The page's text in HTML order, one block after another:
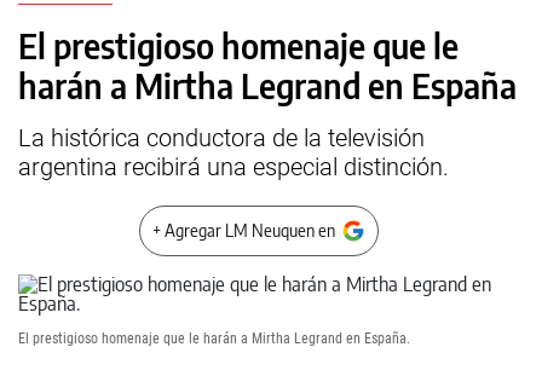
El prestigioso homenaje que le
harán a Mirtha Legrand en España
La histórica conductora de la televisión
argentina recibirá una especial distinción.
+ Agregar LM Neuquen en
El prestigioso homenaje que le harán a Mirtha Legrand en España.